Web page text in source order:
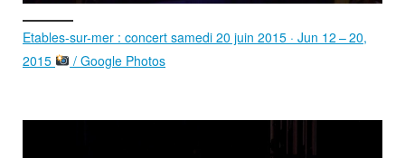
Etables-sur-mer : concert samedi 20 juin 2015 · Jun 12 – 20,
2015
/ Google Photos